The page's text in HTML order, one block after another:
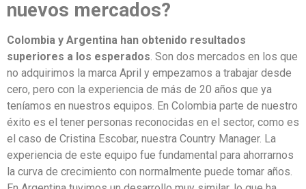
nuevos mercados?
Colombia y Argentina han obtenido resultados
superiores a los esperados. Son dos mercados en los que
no adquirimos la marca April y empezamos a trabajar desde
cero, pero con la experiencia de más de 20 años que ya
teníamos en nuestros equipos. En Colombia parte de nuestro
éxito es el tener personas reconocidas en el sector, como es
el caso de Cristina Escobar, nuestra Country Manager. La
experiencia de este equipo fue fundamental para ahorrarnos
la curva de crecimiento con normalmente puede tomar años.